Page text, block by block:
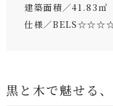
建築面積／41.83㎡
仕様／
黒と木で魅せる